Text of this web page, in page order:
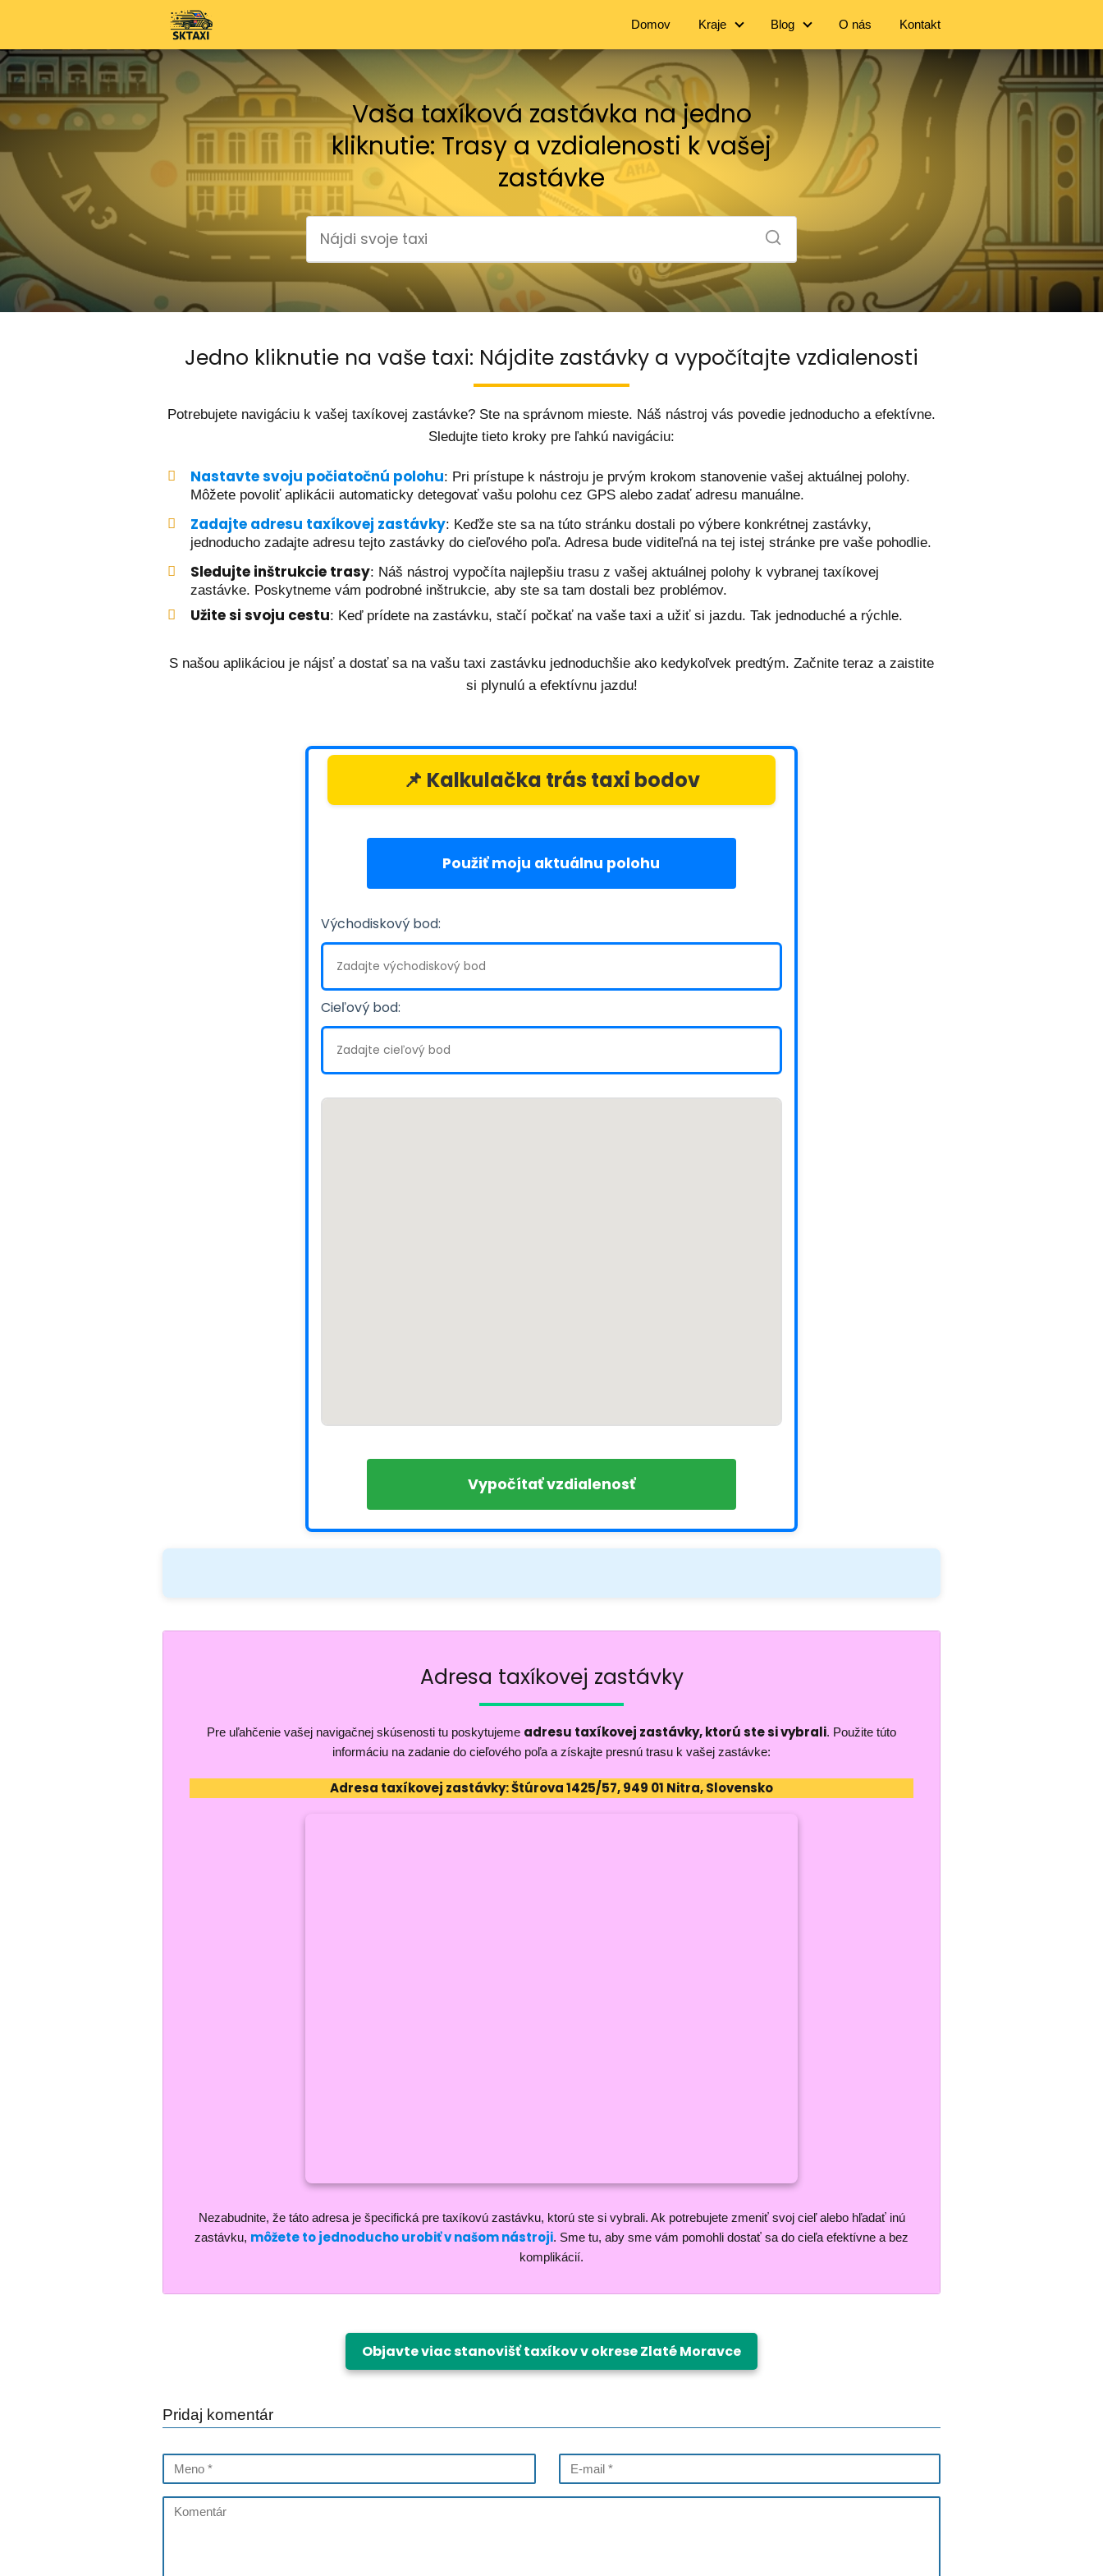
Domov Kraje Blog O nás Kontakt
Vaša taxíková zastávka na jedno
kliknutie: Trasy a vzdialenosti k vašej
zastávke
Jedno kliknutie na vaše taxi: Nájdite zastávky a vypočítajte vzdialenosti
Potrebujete navigáciu k vašej taxíkovej zastávke? Ste na správnom mieste. Náš nástroj vás povedie jednoducho a efektívne.
Sledujte tieto kroky pre ľahkú navigáciu:
Nastavte svoju počiatočnú polohu: Pri prístupe k nástroju je prvým krokom stanovenie vašej aktuálnej polohy.
Môžete povoliť aplikácii automaticky detegovať vašu polohu cez GPS alebo zadať adresu manuálne.
Zadajte adresu taxíkovej zastávky: Keďže ste sa na túto stránku dostali po výbere konkrétnej zastávky,
jednoducho zadajte adresu tejto zastávky do cieľového poľa. Adresa bude viditeľná na tej istej stránke pre vaše pohodlie.
Sledujte inštrukcie trasy: Náš nástroj vypočíta najlepšiu trasu z vašej aktuálnej polohy k vybranej taxíkovej
zastávke. Poskytneme vám podrobné inštrukcie, aby ste sa tam dostali bez problémov.
Užite si svoju cestu: Keď prídete na zastávku, stačí počkať na vaše taxi a užiť si jazdu. Tak jednoduché a rýchle.
S našou aplikáciou je nájsť a dostať sa na vašu taxi zastávku jednoduchšie ako kedykoľvek predtým. Začnite teraz a zaistite
si plynulú a efektívnu jazdu!
📌 Kalkulačka trás taxi bodov
Použiť moju aktuálnu polohu
Východiskový bod:
Cieľový bod:
Vypočítať vzdialenosť
Adresa taxíkovej zastávky
Pre uľahčenie vašej navigačnej skúsenosti tu poskytujeme adresu taxíkovej zastávky, ktorú ste si vybrali. Použite túto
informáciu na zadanie do cieľového poľa a získajte presnú trasu k vašej zastávke:
Adresa taxíkovej zastávky: Štúrova 1425/57, 949 01 Nitra, Slovensko
Nezabudnite, že táto adresa je špecifická pre taxíkovú zastávku, ktorú ste si vybrali. Ak potrebujete zmeniť svoj cieľ alebo hľadať inú
zastávku, môžete to jednoducho urobiť v našom nástroji. Sme tu, aby sme vám pomohli dostať sa do cieľa efektívne a bez
komplikácií.
Objavte viac stanovišť taxíkov v okrese Zlaté Moravce
Pridaj komentár